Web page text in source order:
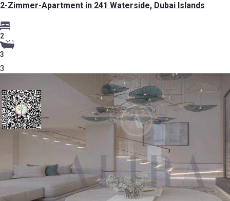
2-Zimmer-Apartment in 241 Waterside, Dubai Islands
2
3
3